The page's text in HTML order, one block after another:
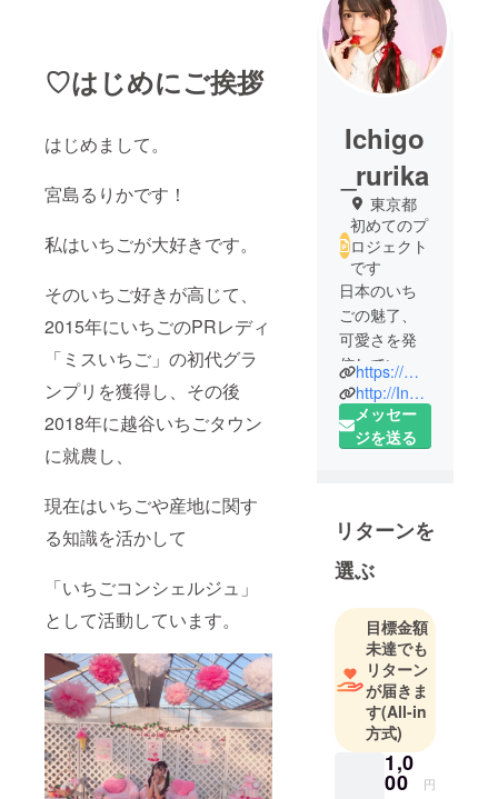
♡はじめにご挨拶
はじめまして。
宮島るりかです！
私はいちごが大好きです。
そのいちご好きが高じて、
2015年にいちごのPRレディ
「ミスいちご」の初代グラ
ンプリを獲得し、その後
2018年に越谷いちごタウン
に就農し、
現在はいちごや産地に関す
る知識を活かして
「いちごコンシェルジュ」
として活動しています。
Ichigo
_rurika
東京都
初めてのプ
ロジェクト
です
日本のいち
ごの魅了、
可愛さを発
信していま
す！
https://mobile.twitter.com/rurika_ichigo
http://Instagram.com/strawberry___r.m
メッセー
ジを送る
リターンを
選ぶ
目標金額
未達でも
リターン
が届きま
す(All-in
方式)
1,0
00 円